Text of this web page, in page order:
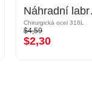
Chirurgická ocel 316L
$4,59
$2,30